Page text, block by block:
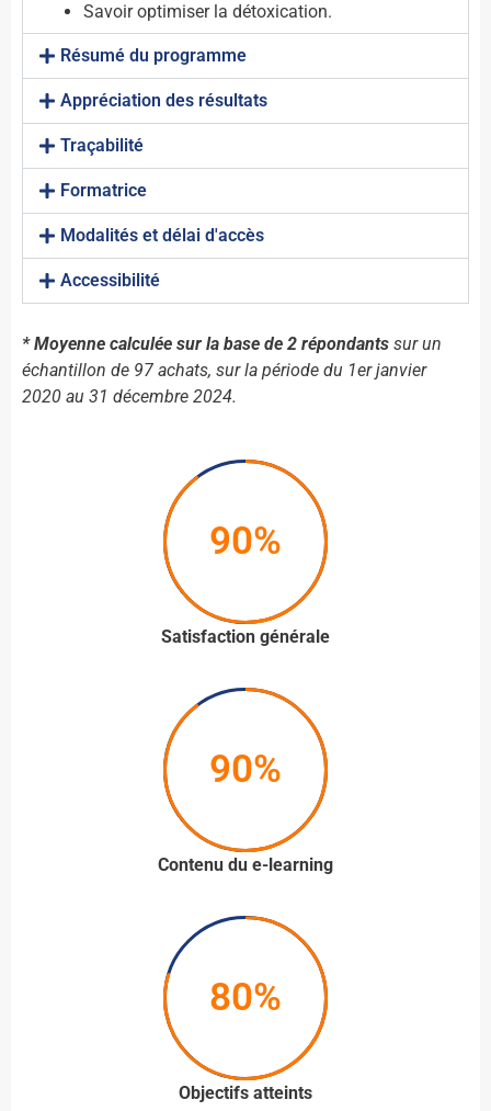
Savoir optimiser la détoxication.
Résumé du programme
Appréciation des résultats
Traçabilité
Formatrice
Modalités et délai d'accès
Accessibilité
* Moyenne calculée sur la base de 2 répondants sur un
échantillon de 97 achats, sur la période du 1er janvier
2020 au 31 décembre 2024.
90%
Satisfaction générale
90%
Contenu du e-learning
80%
Objectifs atteints